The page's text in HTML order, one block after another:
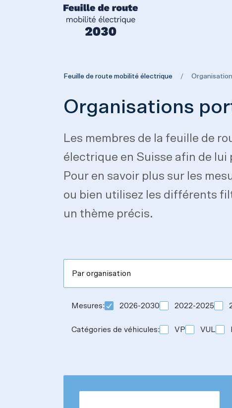
Feuille de route mobilité électrique
Feuille de route mobilité électrique
Organisations
Les membres de la feuille de
électrique en Suisse afin de
Pour en savoir plus sur les
ou bien utilisez les différents
un thème précis.
Mesures: 2026-2030 2022-2025
Catégories de véhicules: VP VUL